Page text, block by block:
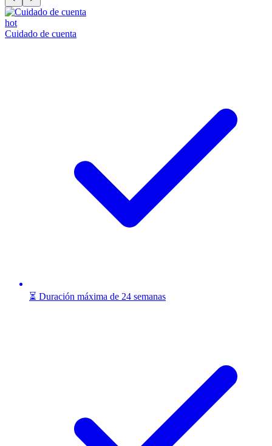
hot
Cuidado de cuenta
⏳ Duración máxima de 24 semanas